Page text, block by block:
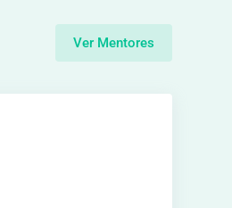
Ver Mentores